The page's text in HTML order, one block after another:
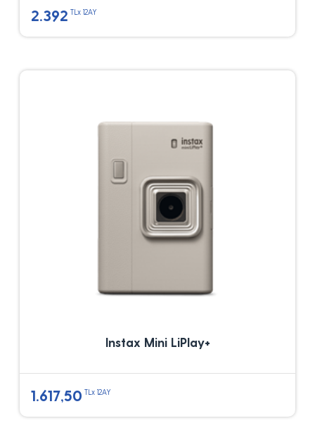
2.392 TLx 12AY
Instax Mini LiPlay+
1.617,50 TLx 12AY